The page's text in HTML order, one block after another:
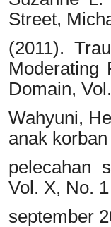
Street,
(2011).
Moderating
Domain,
Wahyuni,
anak korban
pelecahan
Vol. X, No. 1
september